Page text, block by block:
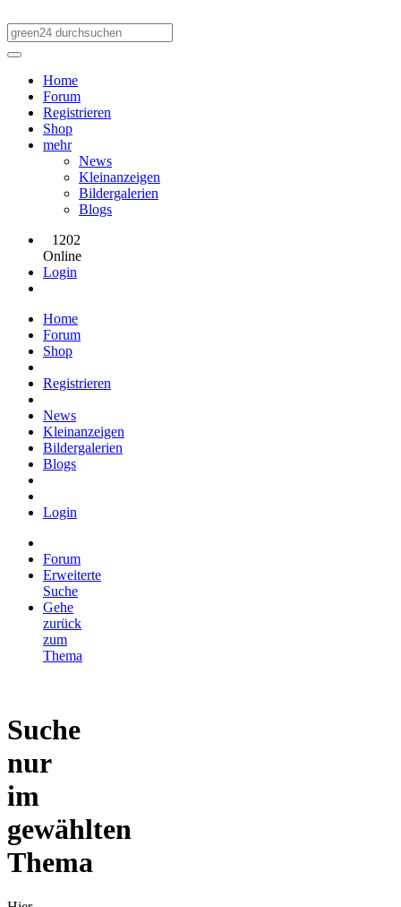
Home
Forum
Registrieren
Shop
mehr
News
Kleinanzeigen
Bildergalerien
Blogs
1202
Online
Login
Home
Forum
Shop
Registrieren
News
Kleinanzeigen
Bildergalerien
Blogs
Login
Forum
Erweiterte
Suche
Gehe
zurück
zum
Thema
Suche
nur
im
gewählten
Thema